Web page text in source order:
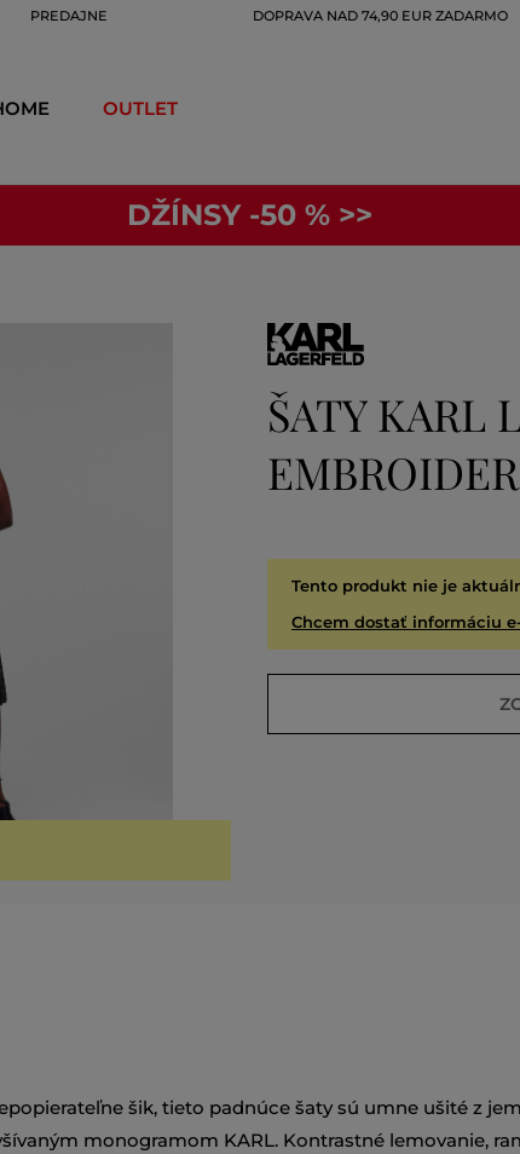
PREDAJNE DOPRAVA NAD 74,90 EUR ZADARMO
OUTLET
DŽÍNSY -50 % >>
ŠATY KARL
Tento produkt nie je
Chcem dostať informáciu
šik, tieto padnúce šaty sú umne ušité z
monogramom KARL. Kontrastné lemovanie,